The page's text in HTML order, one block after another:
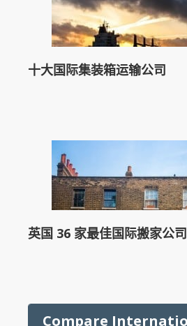
十大国际集装箱运输公司
英国 36 家最佳国际搬家公司